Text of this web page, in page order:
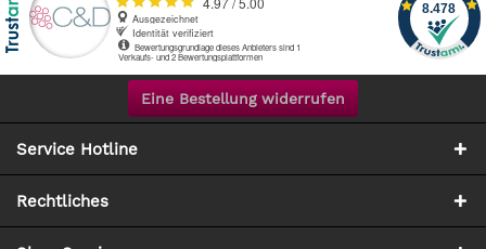
Eine Bestellung widerrufen
Service Hotline
Rechtliches